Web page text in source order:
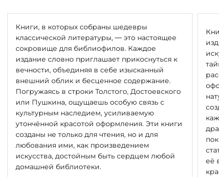
Книги, в которых собраны шедевры
классической литературы, — это настоящее
сокровище для библиофилов. Каждое
издание словно приглашает прикоснуться к
вечности, объединяя в себе изысканный
внешний облик и бесценное содержание.
Погружаясь в строки Толстого, Достоевского
или Пушкина, ощущаешь особую связь с
культурным наследием, усиливаемую
утончённой красотой оформления. Эти книги
созданы не только для чтения, но и для
любования ими, как произведением
искусства, достойным быть сердцем любой
домашней библиотеки.
её